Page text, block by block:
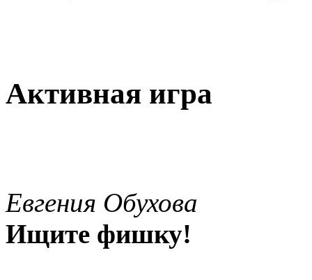
Активная игра
Евгения Обухова
Ищите фишку!